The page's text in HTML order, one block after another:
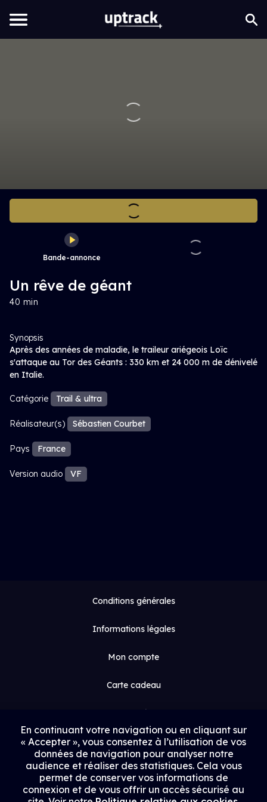
Bande-annonce
Un rêve de géant
40 min
Synopsis
Après des années de maladie, le traileur ariégeois Loïc
s'attaque au Tor des Géants : 330 km et 24 000 m de dénivelé
en Italie.
Catégorie Trail & ultra
Réalisateur(s) Sébastien Courbet
Pays France
Version audio VF
Conditions générales
Informations légales
Mon compte
Carte cadeau
Espace médias
Contact
Proposer un film
Rejoindre Uptrack
En continuant votre navigation ou en cliquant sur
« Accepter », vous consentez à l’utilisation de vos
données de navigation pour analyser notre
audience et réaliser des statistiques. Cela vous
permet de conserver vos informations de
connexion et de vous offrir un accès sécurisé au